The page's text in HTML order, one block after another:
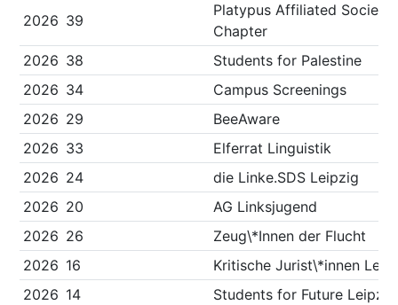
2026 39
Platypus Affiliated Society
Chapter
2026 38
Students for Palestine
2026 34
Campus Screenings
2026 29
BeeAware
2026 33
Elferrat Linguistik
2026 24
die Linke.SDS Leipzig
2026 20
AG Linksjugend
2026 26
Zeug\*Innen der Flucht
2026 16
Kritische Jurist\*innen
2026 14
Students for Future Leipzig